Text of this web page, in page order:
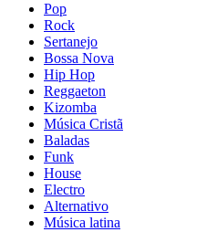
Pop
Rock
Sertanejo
Bossa Nova
Hip Hop
Reggaeton
Kizomba
Música Cristã
Baladas
Funk
House
Electro
Alternativo
Música latina